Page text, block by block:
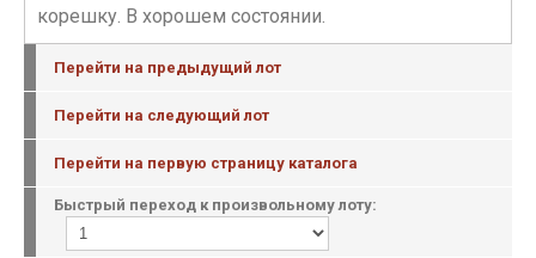
корешку. В хорошем состоянии.
Перейти на предыдущий лот
Перейти на следующий лот
Перейти на первую страницу каталога
Быстрый переход к произвольному лоту: